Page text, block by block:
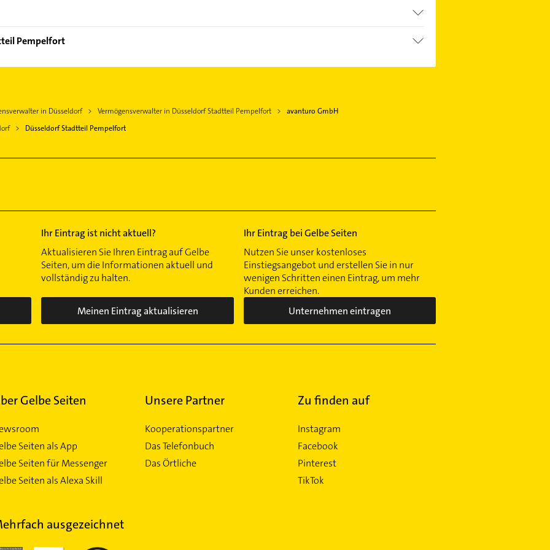
Pempelfort
in Düsseldorf Vermögensverwalter in Düsseldorf Stadtteil Pempelfort
avanturo GmbH
Düsseldorf Stadtteil Pempelfort
Ihr Eintrag ist nicht aktuell?
Aktualisieren Sie Ihren Eintrag auf Gelbe
Seiten, um die Informationen aktuell und
vollständig zu halten.
Meinen Eintrag aktualisieren
Ihr Eintrag bei Gelbe Seiten
Nutzen Sie unser kostenloses
Einstiegsangebot und erstellen Sie in nur
wenigen Schritten einen Eintrag, um mehr
Kunden erreichen.
Unternehmen eintragen
Gelbe Seiten
Seiten als App
Seiten für Messenger
Seiten als Alexa Skill
Unsere Partner
Kooperationspartner
Das Telefonbuch
Das Örtliche
Zu finden auf
Instagram
Facebook
Pinterest
TikTok
ausgezeichnet